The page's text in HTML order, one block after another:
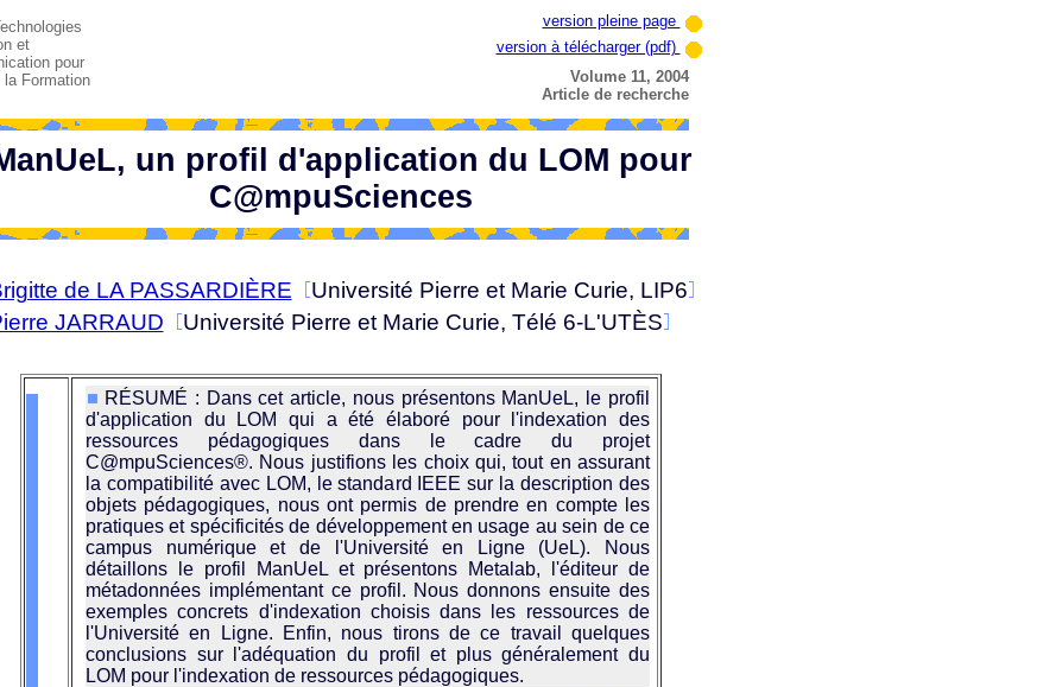
et
pour
la Formation
version pleine page
version à télécharger (pdf)
Volume 11, 2004
Article de recherche
un profil d'application du LOM pour
C@mpuSciences
de LA PASSARDIÈRE
Université Pierre et Marie Curie, LIP6
JARRAUD
Université Pierre et Marie Curie, Télé 6-L'UTÈS
RÉSUMÉ : Dans cet article, nous présentons ManUeL, le profil
d'application du LOM qui a été élaboré pour l'indexation des
ressources pédagogiques dans le cadre du projet
C@mpuSciences®. Nous justifions les choix qui, tout en assurant
la compatibilité avec LOM, le standard IEEE sur la description des
objets pédagogiques, nous ont permis de prendre en compte les
pratiques et spécificités de développement en usage au sein de ce
campus numérique et de l'Université en Ligne (UeL). Nous
détaillons le profil ManUeL et présentons Metalab, l'éditeur de
métadonnées implémentant ce profil. Nous donnons ensuite des
exemples concrets d'indexation choisis dans les ressources de
l'Université en Ligne. Enfin, nous tirons de ce travail quelques
conclusions sur l'adéquation du profil et plus généralement du
LOM pour l'indexation de ressources pédagogiques.